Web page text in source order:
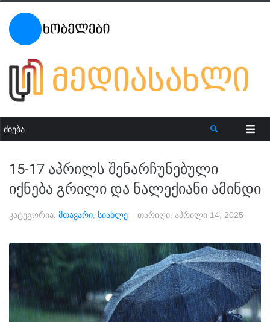
15-17 აპრილს შენარჩუნებული
იქნება გრილი და ნალექიანი ამინდი
კატეგორია: მთავარი სიახლე თარიღი: აპრილი 14, 2025